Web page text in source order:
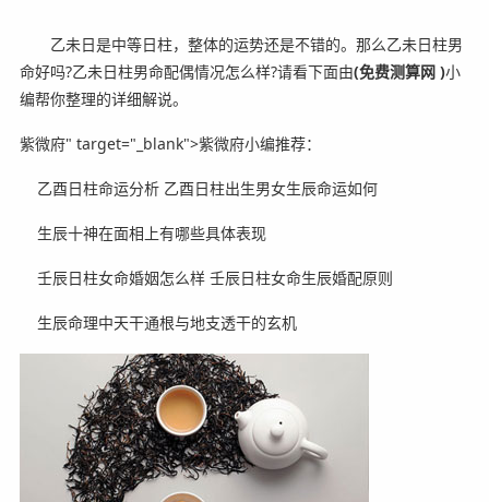
乙未日是中等日柱，整体的运势还是不错的。那么乙未日柱男
命好吗?乙未日柱男命配偶情况怎么样?请看下面由(免费测算网 )小
编帮你整理的详细解说。
紫微府" target="_blank">紫微府小编推荐：
乙酉日柱命运分析 乙酉日柱出生男女生辰命运如何
生辰十神在面相上有哪些具体表现
壬辰日柱女命婚姻怎么样 壬辰日柱女命生辰婚配原则
生辰命理中天干通根与地支透干的玄机